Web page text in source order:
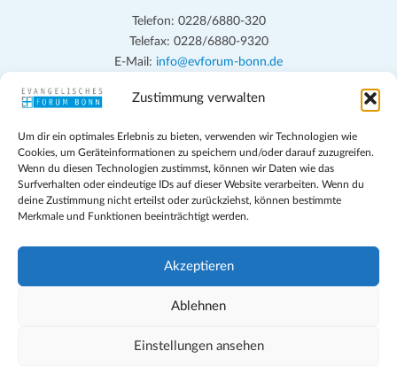
Zustimmung verwalten
Um dir ein optimales Erlebnis zu bieten, verwenden wir Technologien wie
Cookies, um Geräteinformationen zu speichern und/oder darauf zuzugreifen.
Wenn du diesen Technologien zustimmst, können wir Daten wie das
Surfverhalten oder eindeutige IDs auf dieser Website verarbeiten. Wenn du
deine Zustimmung nicht erteilst oder zurückziehst, können bestimmte
Merkmale und Funktionen beeinträchtigt werden.
Akzeptieren
Ablehnen
Einstellungen ansehen
Telefon: 0228/6880-320
Telefax: 0228/6880-9320
E-Mail: info@evforum-bonn.de
Das Evangelische Forum Bonn will in seinen zentralen
persönlichen, beruflichen, kirchlichen und öffentlichen Lebens
eingehen, zu offener Begegnung und ehrlicher Auseinandersetzung
anregen und mithelfen, aus der Verheißung des Evangeliums heraus
im individuellen und gesellschaftlichen Leben verantwortlich zu
denken, zu reden und zu handeln.
Impressum
Teilnahmebedingungen
Cookie-Richtlinie (EU)